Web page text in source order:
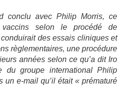
conclu avec Philip Morris, ce
selon le procédé de
des essais cliniques et
règlementaires, une procédure
années selon ce qu’a dit Iro
du groupe international Philip
un e-mail qu’il était « prématuré